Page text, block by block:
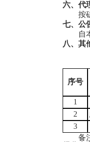
茂名市电白区地方税务局购买劳
六、代
按
七、公
自
八、其
序号
1
2
3
备